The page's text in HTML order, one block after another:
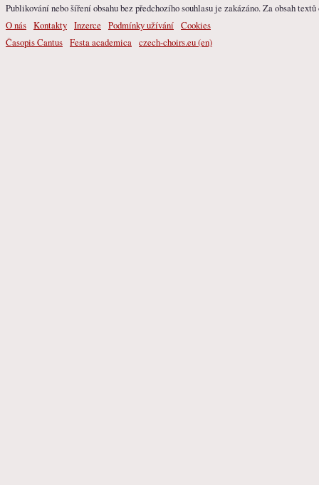
Publikování nebo šíření obsahu bez předchozího souhlasu je zakázáno. Za obsah
O nás Kontakty Inzerce Podmínky užívání Cookies
Časopis Cantus Festa academica czech-choirs.eu (en)